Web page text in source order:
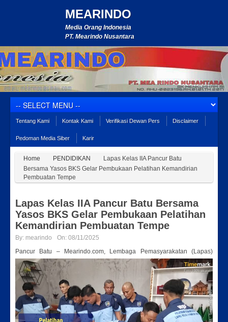
MEARINDO
Media Orang Indonesia
PT. Mearindo Nusantara
Tentang Kami Kontak Kami Verifikasi Dewan Pers Disclaimer
Pedoman Media Siber Karir
Home PENDIDIKAN
Lapas Kelas IIA Pancur Batu
Bersama Yasos BKS Gelar Pembukaan Pelatihan Kemandirian
Pembuatan Tempe
Lapas Kelas IIA Pancur Batu Bersama
Yasos BKS Gelar Pembukaan Pelatihan
Kemandirian Pembuatan Tempe
By: mearindo On: 08/11/2025
Pancur Batu – Mearindo.com, Lembaga Pemasyarakatan (Lapas)